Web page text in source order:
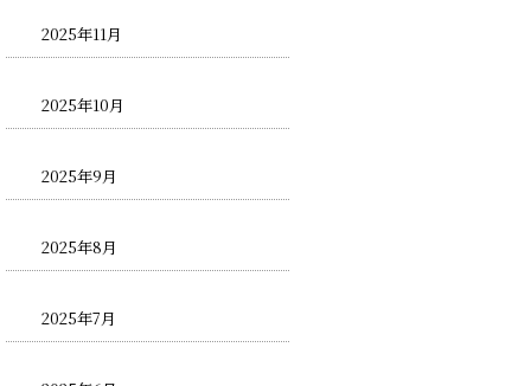
2025年11月
2025年10月
2025年9月
2025年8月
2025年7月